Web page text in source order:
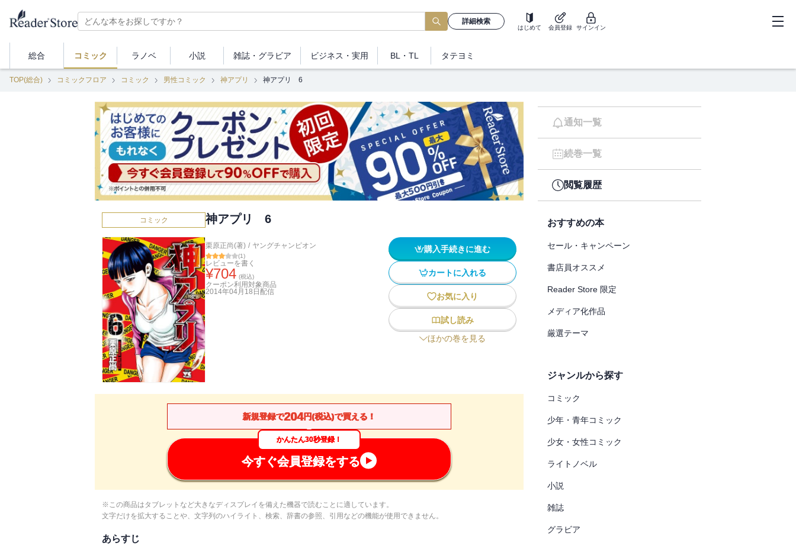
詳細検索
はじめて 会員登録 サインイン
総合 コミック ラノベ 小説 雑誌・ グラビア ビジネス ・実用 BL・TL タテヨミ
TOP(総合) コミックフロア コミック 男性コミック 神アプリ 神アプリ 6
コミック 神アプリ 6
栗原正尚(著) / ヤングチャンピオン
(1)
レビューを書く
¥704 (税込)
クーポン利用対象商品
2014年04月18日 配信
購入手続きに進む
カートに入れる
お気に入り
試し読み
ほかの巻を見る
新規登録で204円(税込)で買える！
かんたん30秒登録！
今すぐ会員登録をする
※この商品はタブレットなど大きなディスプレイを備えた機器で読むことに適しています。
文字だけを拡大することや、文字列のハイライト、検索、辞書の参照、引用などの機能が使用できません。
あらすじ
通知一覧
続巻一覧
閲覧履歴
おすすめの本
セール・キャンペーン
書店員オススメ
Reader Store 限定
メディア化作品
厳選テーマ
ジャンルから探す
コミック
少年・青年コミック
少女・女性コミック
ライトノベル
小説
雑誌
グラビア